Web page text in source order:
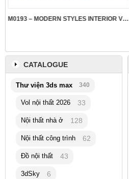
M0193 – MODERN STYLES INTERIOR VOL.5
CATALOGUE
Thư viện 3ds max 340
Vol nội thất 2026 33
Nội thất nhà ở 128
Nội thất công trình 62
Đồ nội thất 43
3dSky 6